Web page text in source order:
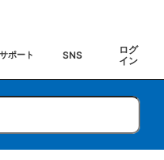
サポート SNS
ログ
イン